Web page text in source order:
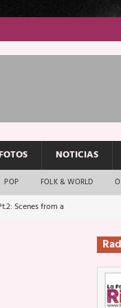
FOTOS NOTICIAS
POP FOLK & WORLD
Scenes from a